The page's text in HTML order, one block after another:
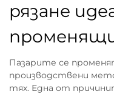
рязане
Пазарите се
производствени
тях. Една от